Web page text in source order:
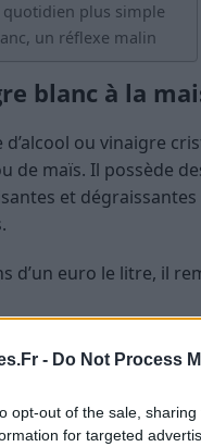
- Do Not Process
opt-out of the sale,
for targeted
plus simple
un réflexe malin
blanc à la
ou vinaigre
de maïs. Il possède
et
d’un euro le litre, il
nocives pour la